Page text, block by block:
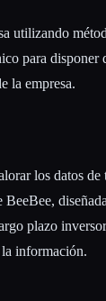
utilizando
para disponer
la empresa.
los datos de
plazo
información.